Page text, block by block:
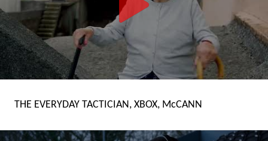
THE EVERYDAY TACTICIAN, XBOX, McCANN